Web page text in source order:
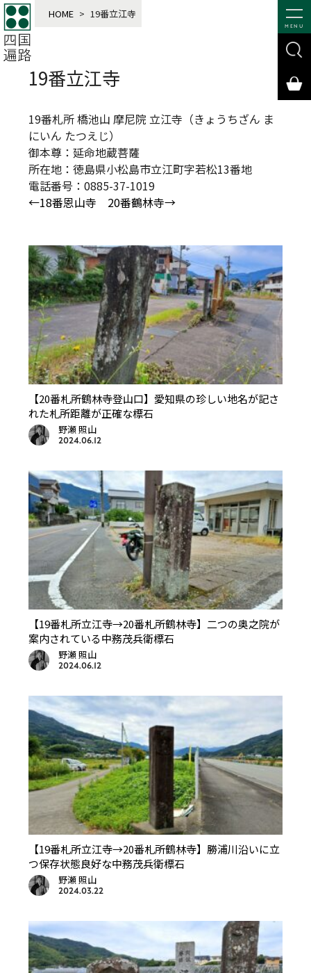
MENU
HOME > 19番立江寺
19番立江寺
19番札所 橋池山 摩尼院 立江寺（きょうちざん ま
にいん たつえじ）
御本尊：延命地蔵菩薩
所在地：徳島県小松島市立江町字若松13番地
電話番号：0885-37-1019
←18番恩山寺
20番鶴林寺→
【20番札所鶴林寺登山口】愛知県の珍しい地名が記さ
れた札所距離が正確な標石
野瀬 照山
2024.06.12
【19番札所立江寺→20番札所鶴林寺】二つの奥之院が
案内されている中務茂兵衛標石
野瀬 照山
2024.06.12
【19番札所立江寺→20番札所鶴林寺】勝浦川沿いに立
つ保存状態良好な中務茂兵衛標石
野瀬 照山
2024.03.22